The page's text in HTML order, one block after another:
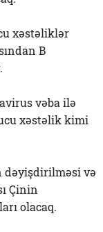
xəstəliklər
B
vəba ilə
xəstəlik kimi
dəyişdirilməsi və
Çinin
olacaq.